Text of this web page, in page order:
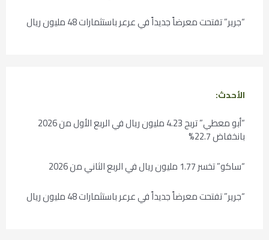
“جرير” تفتحت معرضاً جديداً في عرعر باستثمارات 48 مليون ريال
الأحدث:
“أبو معطي” تربح 4.23 مليون ريال في الربع الأول من 2026
بانخفاض 22.7%
“ساكو” تخسر 1.77 مليون ريال في الربع الثاني من 2026
“جرير” تفتحت معرضاً جديداً في عرعر باستثمارات 48 مليون ريال